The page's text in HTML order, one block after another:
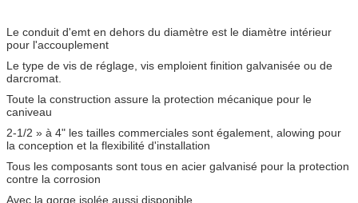
Le conduit d'emt en dehors du diamètre est le diamètre intérieur
pour l'accouplement
Le type de vis de réglage, vis emploient finition galvanisée ou de
darcromat.
Toute la construction assure la protection mécanique pour le
caniveau
2-1/2 » à 4" les tailles commerciales sont également, alowing pour
la conception et la flexibilité d'installation
Tous les composants sont tous en acier galvanisé pour la protection
contre la corrosion
Avec la gorge isolée aussi disponible